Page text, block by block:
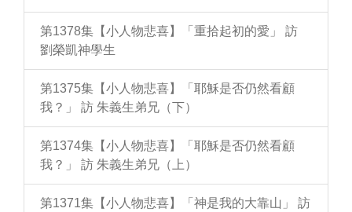
第1378集【小人物悲喜】「重拾起初的愛」 訪
劉榮凱神學生
第1375集【小人物悲喜】「耶穌是否仍然看顧
我？」 訪 朱義生弟兄（下）
第1374集【小人物悲喜】「耶穌是否仍然看顧
我？」 訪 朱義生弟兄（上）
第1371集【小人物悲喜】「神是我的大靠山」 訪